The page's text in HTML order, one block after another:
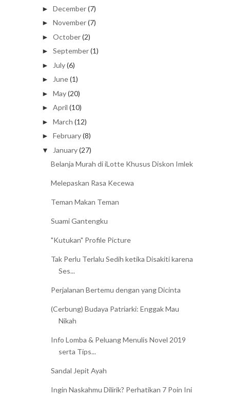
► December(7)
► November(7)
► October(2)
► September(1)
► July(6)
► June(1)
► May(20)
► April (10)
► March (12)
► February(8)
▼ January(27)
Belanja Murah di iLotte Khusus Diskon Imlek
Melepaskan Rasa Kecewa
Teman Makan Teman
Suami Gantengku
"Kutukan" Profile Picture
Tak Perlu Terlalu Sedih ketika Disakiti karena
Ses...
Perjalanan Bertemu dengan yang Dicinta
(Cerbung) Budaya Patriarki: Enggak Mau
Nikah
Info Lomba & Peluang Menulis Novel 2019
serta Tips...
Sandal Jepit Ayah
Ingin Naskahmu Dilirik? Perhatikan 7 Poin Ini